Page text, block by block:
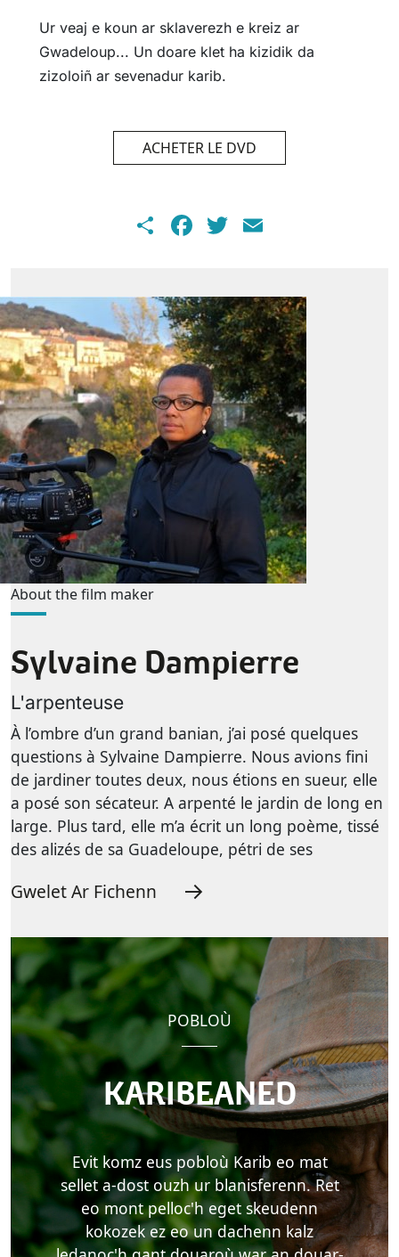
Ur veaj e koun ar sklaverezh e kreiz ar
Gwadeloup... Un doare klet ha kizidik da
zizoloiñ ar sevenadur karib.
ACHETER LE DVD
ShareFacebook
Twitter
About the film maker
Sylvaine Dampierre
L'arpenteuse
À l’ombre d’un grand banian, j’ai posé quelques
questions à Sylvaine Dampierre. Nous avions fini
de jardiner toutes deux, nous étions en sueur, elle
a posé son sécateur. A arpenté le jardin de long en
large. Plus tard, elle m’a écrit un long poème, tissé
des alizés de sa Guadeloupe, pétri de ses
Gwelet Ar Fichenn
POBLOÙ
KARIBEANED
Evit komz eus pobloù Karib eo mat
sellet a-dost ouzh ur blanisferenn. Ret
eo mont pelloc'h eget skeudenn
kokozek ez eo un dachenn kalz